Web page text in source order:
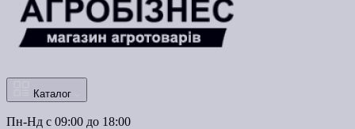
Каталог
Пн-Нд с 09:00 до 18:00